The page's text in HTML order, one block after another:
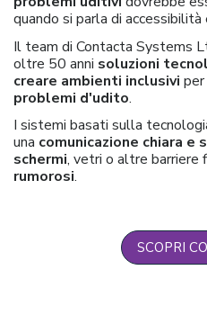
quando si parla di accessibilità
Il team di Contacta Systems
oltre 50 anni soluzioni
creare ambienti inclusivi
problemi d'udito.
I sistemi basati sulla
una comunicazione chiara e
schermi, vetri o altre barriere
rumorosi.
SCOPRI